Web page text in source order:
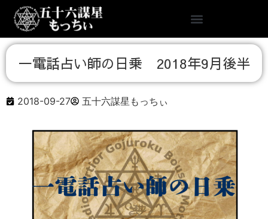
一電話占い師の日乗 2018年9月後半
2018-09-27 五十六謀星もっちぃ